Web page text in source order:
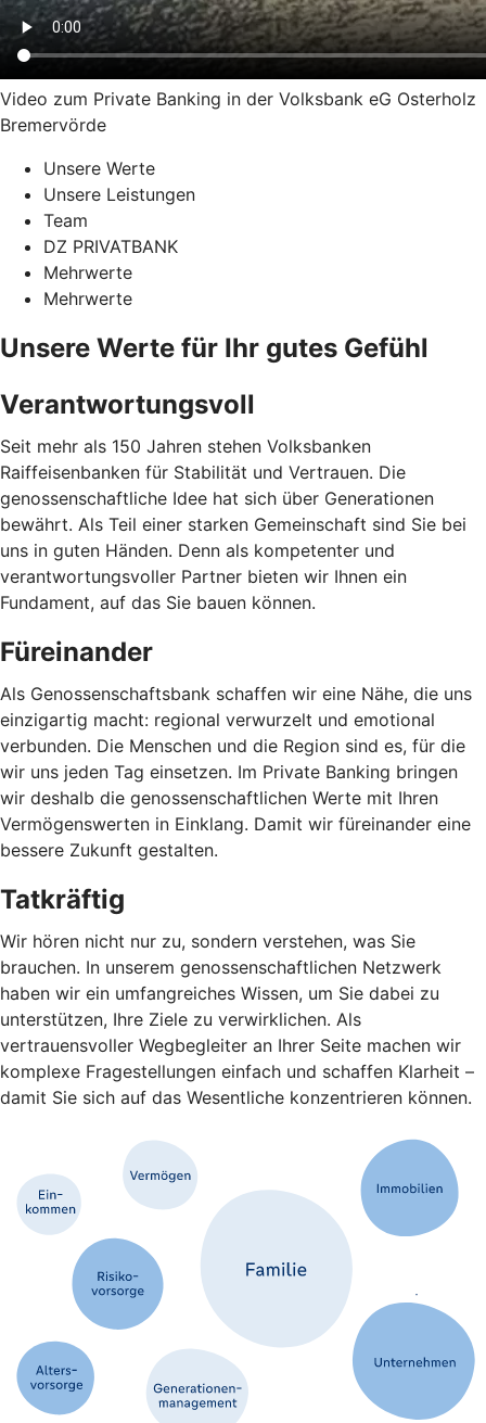
Video zum Private Banking in der Volksbank eG Osterholz
Bremervörde
Unsere Werte
Unsere Leistungen
Team
DZ PRIVATBANK
Mehrwerte
Mehrwerte
Unsere Werte für Ihr gutes Gefühl
Verantwortungsvoll
Seit mehr als 150 Jahren stehen Volksbanken
Raiffeisenbanken für Stabilität und Vertrauen. Die
genossenschaftliche Idee hat sich über Generationen
bewährt. Als Teil einer starken Gemeinschaft sind Sie bei
uns in guten Händen. Denn als kompetenter und
verantwortungsvoller Partner bieten wir Ihnen ein
Fundament, auf das Sie bauen können.
Füreinander
Als Genossenschaftsbank schaffen wir eine Nähe, die uns
einzigartig macht: regional verwurzelt und emotional
verbunden. Die Menschen und die Region sind es, für die
wir uns jeden Tag einsetzen. Im Private Banking bringen
wir deshalb die genossenschaftlichen Werte mit Ihren
Vermögenswerten in Einklang. Damit wir füreinander eine
bessere Zukunft gestalten.
Tatkräftig
Wir hören nicht nur zu, sondern verstehen, was Sie
brauchen. In unserem genossenschaftlichen Netzwerk
haben wir ein umfangreiches Wissen, um Sie dabei zu
unterstützen, Ihre Ziele zu verwirklichen. Als
vertrauensvoller Wegbegleiter an Ihrer Seite machen wir
komplexe Fragestellungen einfach und schaffen Klarheit –
damit Sie sich auf das Wesentliche konzentrieren können.